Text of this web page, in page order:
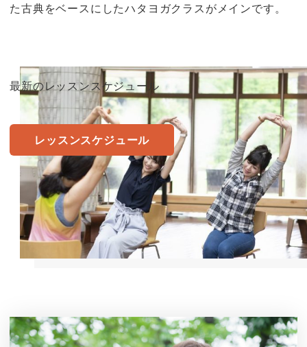
た古典をベースにしたハタヨガクラスがメインです。
最新のレッスンスケジュール
レッスンスケジュール